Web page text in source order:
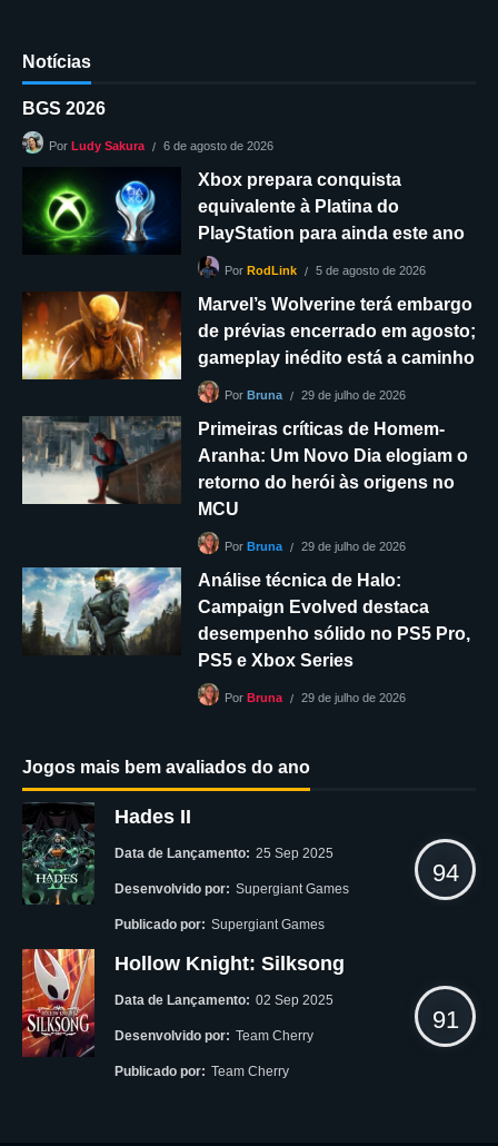
Notícias
BGS 2026
Por Ludy Sakura 6 de agosto de 2026
Xbox prepara conquista
equivalente à Platina do
PlayStation para ainda este ano
Por RodLink 5 de agosto de 2026
Marvel’s Wolverine terá embargo
de prévias encerrado em agosto;
gameplay inédito está a caminho
Por Bruna 29 de julho de 2026
Primeiras críticas de Homem-
Aranha: Um Novo Dia elogiam o
retorno do herói às origens no
MCU
Por Bruna 29 de julho de 2026
Análise técnica de Halo:
Campaign Evolved destaca
desempenho sólido no PS5 Pro,
PS5 e Xbox Series
Por Bruna 29 de julho de 2026
Jogos mais bem avaliados do ano
Hades II
Data de Lançamento: 25 Sep 2025
Desenvolvido por: Supergiant Games
Publicado por: Supergiant Games
94
Hollow Knight: Silksong
Data de Lançamento: 02 Sep 2025
Desenvolvido por: Team Cherry
Publicado por: Team Cherry
91